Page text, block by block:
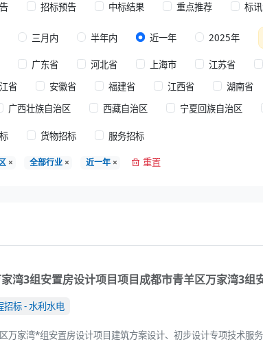
招标预告 中标结果 重点推荐 标
三月内 半年内 近一年 2025年
广东省 河北省 上海市 江苏省
省 安徽省 福建省 江西省 湖南省
广西壮族自治区 西藏自治区 宁夏回族自治区
货物招标 服务招标
× 全部行业 × 近一年 × 重置
湾3组安置房设计项目项目成都市青羊区万家湾3
招标 - 水利水电
万家湾*组安置房设计项目建筑方案设计、初步设计专项技术